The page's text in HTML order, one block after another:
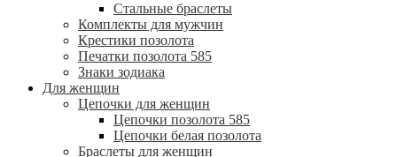
Стальные браслеты
Комплекты для мужчин
Крестики позолота
Печатки позолота 585
Знаки зодиака
Для женщин
Цепочки для женщин
Цепочки позолота 585
Цепочки белая позолота
Браслеты для женщин